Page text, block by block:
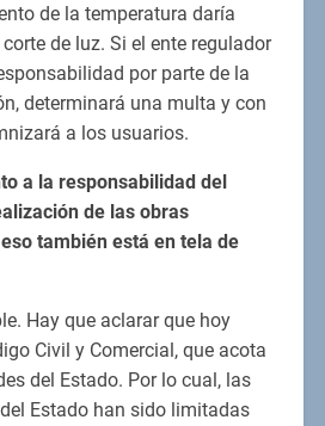
de la temperatura daría
de luz. Si el ente regulador
por parte de la
determinará una multa y con
a los usuarios.
a la responsabilidad del
de las obras
también está en tela de
Hay que aclarar que hoy
Civil y Comercial, que acota
del Estado. Por lo cual, las
Estado han sido limitadas